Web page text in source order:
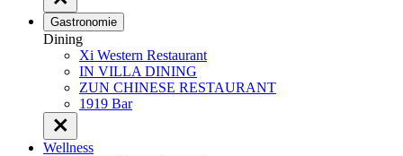
Gastronomie
Dining
Xi Western Restaurant
IN VILLA DINING
ZUN CHINESE RESTAURANT
1919 Bar
Wellness